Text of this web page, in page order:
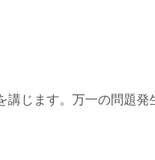
講じます。万一の問題発